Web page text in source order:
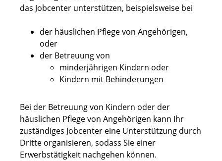
das Jobcenter unterstützen, beispielsweise bei
der häuslichen Pflege von Angehörigen,
oder
der Betreuung von
minderjährigen Kindern oder
Kindern mit Behinderungen
Bei der Betreuung von Kindern oder der
häuslichen Pflege von Angehörigen kann Ihr
zuständiges Jobcenter eine Unterstützung durch
Dritte organisieren, sodass Sie einer
Erwerbstätigkeit nachgehen können.